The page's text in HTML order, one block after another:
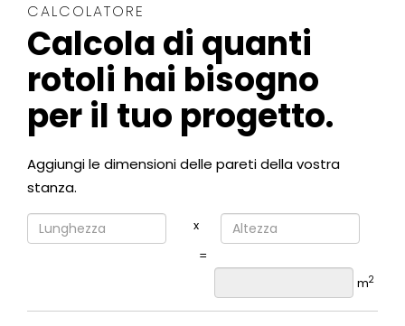
CALCOLATORE
Calcola di quanti
rotoli hai bisogno
per il tuo progetto.
Aggiungi le dimensioni delle pareti della vostra
stanza.
x
=
m2